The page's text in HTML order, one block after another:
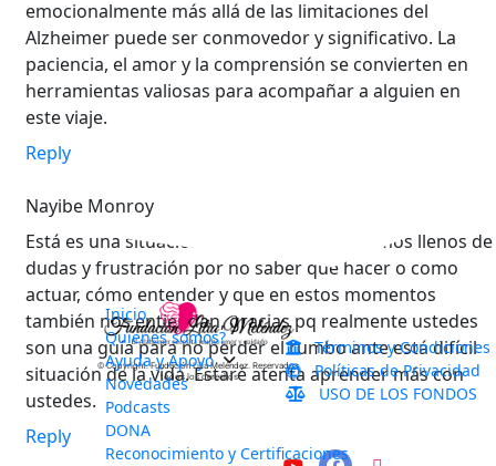
emocionalmente más allá de las limitaciones del
Alzheimer puede ser conmovedor y significativo. La
paciencia, el amor y la comprensión se convierten en
herramientas valiosas para acompañar a alguien en
este viaje.
Reply
Nayibe Monroy
Está es una situación donde nos encontramos llenos de
dudas y frustración por no saber que hacer o como
actuar, cómo entender y que en estos momentos
también nos entiendan, gracias pq realmente ustedes
son una guía para no perder el rumbo ante está difícil
situación de la vida. Estaré atenta aprender más con
ustedes.
Reply
© Copyright. Fundación Lilia Meléndez. Reservados
todos los derechos
Inicio
Quienes somos?
Ayuda y Apoyo
Novedades
Podcasts
DONA
Reconocimiento y Certificaciones
Términos y Condiciones
Políticas de Privacidad
USO DE LOS FONDOS